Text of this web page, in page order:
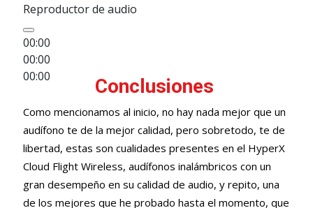
Reproductor de audio
00:00
00:00
00:00
Conclusiones
Como mencionamos al inicio, no hay nada mejor que un
audífono te de la mejor calidad, pero sobretodo, te de
libertad, estas son cualidades presentes en el HyperX
Cloud Flight Wireless, audífonos inalámbricos con un
gran desempeño en su calidad de audio, y repito, una
de los mejores que he probado hasta el momento, que